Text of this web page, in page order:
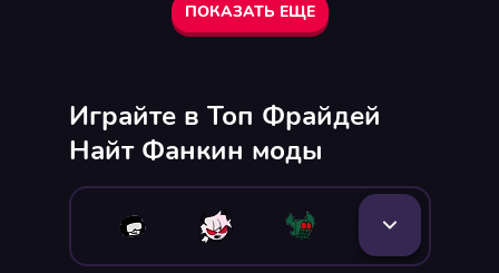
ПОКАЗАТЬ ЕЩЕ
Играйте в Топ Фрайдей
Найт Фанкин моды